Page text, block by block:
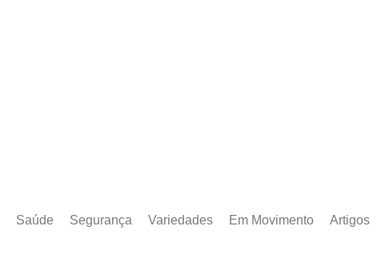
Saúde Segurança Variedades Em Movimento Artigos